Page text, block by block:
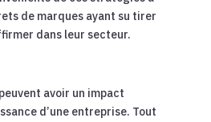
de marques ayant su tirer
dans leur secteur.
avoir un impact
d’une entreprise. Tout